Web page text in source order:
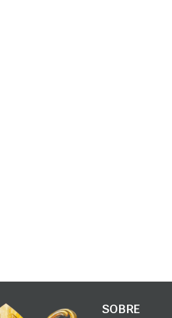
SOBRE